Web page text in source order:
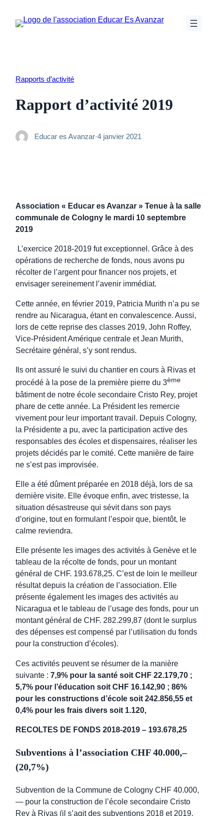
Rapports d’activité
Rapport d’activité 2019
Educar es Avanzar·4 janvier 2021
Association « Educar es Avanzar » Tenue à la salle
communale de Cologny le mardi 10 septembre
2019
L’exercice 2018-2019 fut exceptionnel. Grâce à des
opérations de recherche de fonds, nous avons pu
récolter de l’argent pour financer nos projets, et
envisager sereinement l’avenir immédiat.
Cette année, en février 2019, Patricia Murith n’a pu se
rendre au Nicaragua, étant en convalescence. Aussi,
lors de cette reprise des classes 2019, John Roffey,
Vice-Président Amérique centrale et Jean Murith,
Secrétaire général, s’y sont rendus.
Ils ont assuré le suivi du chantier en cours à Rivas et
procédé à la pose de la première pierre du 3ème
bâtiment de notre école secondaire Cristo Rey, projet
phare de cette année. La Président les remercie
vivement pour leur important travail. Depuis Cologny,
la Présidente a pu, avec la participation active des
responsables des écoles et dispensaires, réaliser les
projets décidés par le comité. Cette manière de faire
ne s’est pas improvisée.
Elle a été dûment préparée en 2018 déjà, lors de sa
dernière visite. Elle évoque enfin, avec tristesse, la
situation désastreuse qui sévit dans son pays
d’origine, tout en formulant l’espoir que, bientôt, le
calme reviendra.
Elle présente les images des activités à Genève et le
tableau de la récolte de fonds, pour un montant
général de CHF. 193.678,25. C’est de loin le meilleur
résultat depuis la création de l’association. Elle
présente également les images des activités au
Nicaragua et le tableau de l’usage des fonds, pour un
montant général de CHF. 282.299,87 (dont le surplus
des dépenses est compensé par l’utilisation du fonds
pour la construction d’écoles).
Ces activités peuvent se résumer de la manière
suivante : 7,9% pour la santé soit CHF 22.179,70 ;
5,7% pour l’éducation soit CHF 16.142,90 ; 86%
pour les constructions d’école soit 242.856,55 et
0,4% pour les frais divers soit 1.120,
RECOLTES DE FONDS 2018-2019 – 193.678,25
Subventions à l’association CHF 40.000,–
(20,7%)
Subvention de la Commune de Cologny CHF 40.000,
— pour la construction de l’école secondaire Cristo
Rey à Rivas (il s’agit des subventions 2018 et 2019,